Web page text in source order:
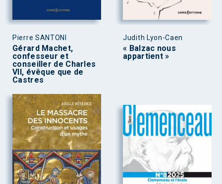
Pierre SANTONI
Gérard Machet,
confesseur et
conseiller de Charles
VII, évêque que de
Castres
Judith Lyon-Caen
« Balzac nous
appartient »